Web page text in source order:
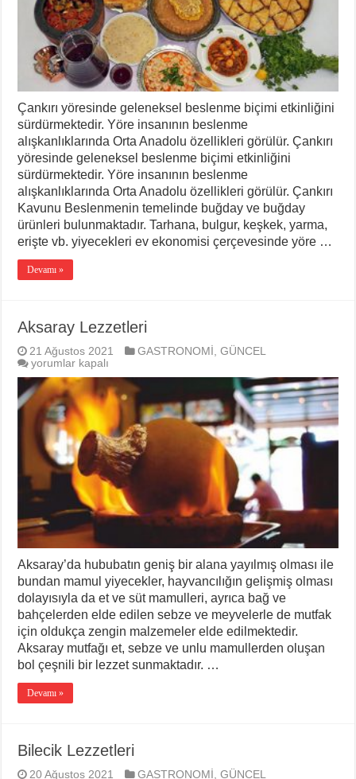
Çankırı yöresinde geleneksel beslenme biçimi etkinliğini
sürdürmektedir. Yöre insanının beslenme
alışkanlıklarında Orta Anadolu özellikleri görülür. Çankırı
yöresinde geleneksel beslenme biçimi etkinliğini
sürdürmektedir. Yöre insanının beslenme
alışkanlıklarında Orta Anadolu özellikleri görülür. Çankırı
Kavunu Beslenmenin temelinde buğday ve buğ­day
ürünleri bulunmaktadır. Tarhana, bulgur, keşkek, yarma,
erişte vb. yiyecekleri ev ekonomisi çerçevesinde yöre …
Devamı »
Aksaray Lezzetleri
21 Ağustos 2021 GASTRONOMİ ,GÜNCEL
Aksaray
Lezzetleri
için
yorumlar kapalı
Aksaray’da hububatın geniş bir alana yayılmış olması ile
bundan mamul yiyecekler, hayvancılığın gelişmiş olması
dolayısıyla da et ve süt mamulleri, ayrıca bağ ve
bahçelerden elde edilen sebze ve meyvelerle de mutfak
için oldukça zengin malzemeler elde edilmektedir.
Aksaray mutfağı et, sebze ve unlu mamullerden oluşan
bol çeşnili bir lezzet sunmaktadır. …
Devamı »
Bilecik Lezzetleri
20 Ağustos 2021 GASTRONOMİ ,GÜNCEL